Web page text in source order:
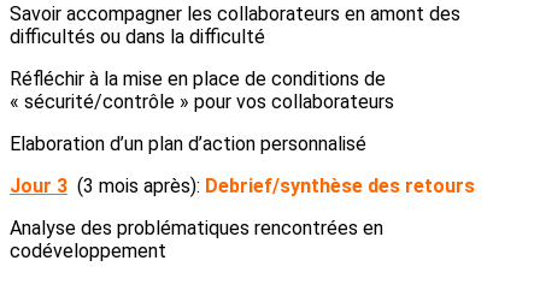
Savoir accompagner les collaborateurs en amont des
difficultés ou dans la difficulté
Réfléchir à la mise en place de conditions de
« sécurité/contrôle » pour vos collaborateurs
Elaboration d’un plan d’action personnalisé
Jour 3 (3 mois après): Debrief/synthèse des retours
Analyse des problématiques rencontrées en
codéveloppement